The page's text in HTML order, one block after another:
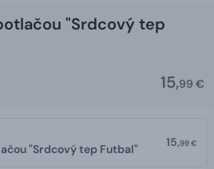
"Srdcový tep
15,99 €
"Srdcový tep Futbal" 15,99 €